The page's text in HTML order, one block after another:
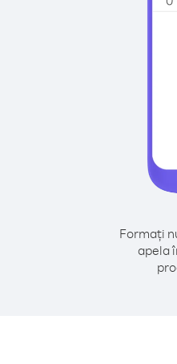
Formați
apela